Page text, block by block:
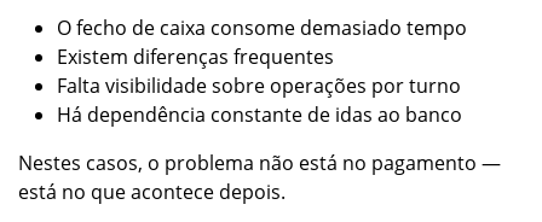
O fecho de caixa consome demasiado tempo
Existem diferenças frequentes
Falta visibilidade sobre operações por turno
Há dependência constante de idas ao banco
Nestes casos, o problema não está no pagamento —
está no que acontece depois.